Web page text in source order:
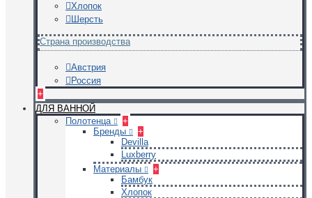
Хлопок
Шерсть
Страна производства
Австрия
Россия
+
ДЛЯ ВАННОЙ
Полотенца
+
Бренды
+
Devilla
Luxberry
Материалы
+
Бамбук
Хлопок